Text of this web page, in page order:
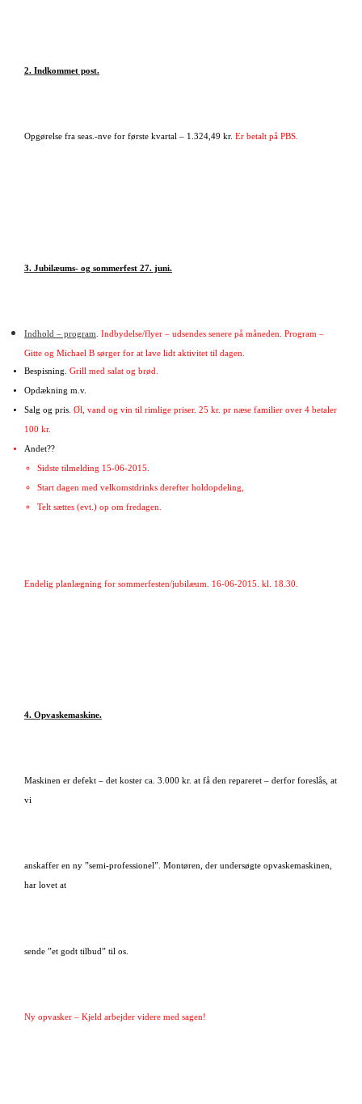
2. Indkommet post.
Opgørelse fra seas.-nve for første kvartal – 1.324,49 kr. Er betalt på PBS.
3. Jubilæums- og sommerfest 27. juni.
Indhold – program Indbydelse/flyer – udsendes senere på måneden. Program –
Gitte og Michael B sørger for at lave lidt aktivitet til dagen.
Bespisning. Grill med salat og brød.
Opdækning m.v.
Salg og pris . Øl, vand og vin til rimlige priser. 25 kr. pr næse familier over 4 betaler
100 kr.
Andet??
Sidste tilmelding 15-06-2015.
Start dagen med velkomstdrinks derefter holdopdeling,
Telt sættes (evt.) op om fredagen.
Endelig planlægning for sommerfesten/jubilæum. 16-06-2015. kl. 18.30.
4. Opvaskemaskine.
Maskinen er defekt – det koster ca. 3.000 kr. at få den repareret – derfor foreslås, at
vi
anskaffer en ny ”semi-professionel”. Montøren, der undersøgte opvaskemaskinen,
har lovet at
sende ”et godt tilbud” til os.
Ny opvasker – Kjeld arbejder videre med sagen!